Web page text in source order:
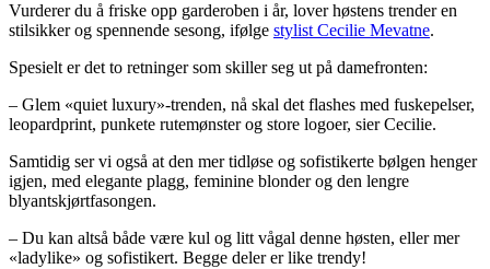
Vurderer du å friske opp garderoben i år, lover høstens trender en
stilsikker og spennende sesong, ifølge stylist Cecilie Mevatne.
Spesielt er det to retninger som skiller seg ut på damefronten:
– Glem «quiet luxury»-trenden, nå skal det flashes med fuskepelser,
leopardprint, punkete rutemønster og store logoer, sier Cecilie.
Samtidig ser vi også at den mer tidløse og sofistikerte bølgen henger
igjen, med elegante plagg, feminine blonder og den lengre
blyantskjørtfasongen.
– Du kan altså både være kul og litt vågal denne høsten, eller mer
«ladylike» og sofistikert. Begge deler er like trendy!